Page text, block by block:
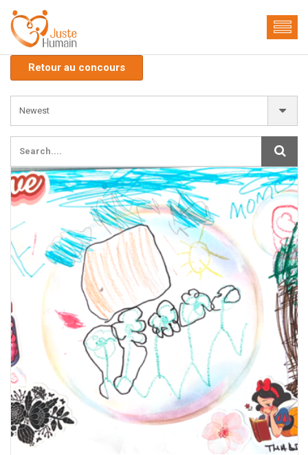
Retour au concours